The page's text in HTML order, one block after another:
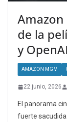
de la
y OpenAI
AMAZON MGM
22 junio, 2026
El panorama
fuerte